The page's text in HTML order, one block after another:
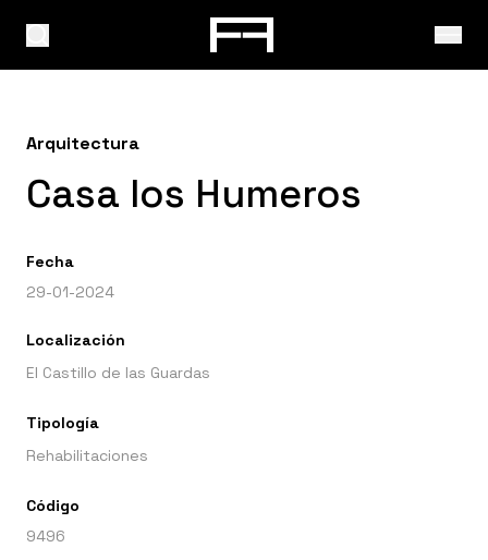
Arquitectura
Casa los Humeros
Fecha
29-01-2024
Localización
El Castillo de las Guardas
Tipología
Rehabilitaciones
Código
9496